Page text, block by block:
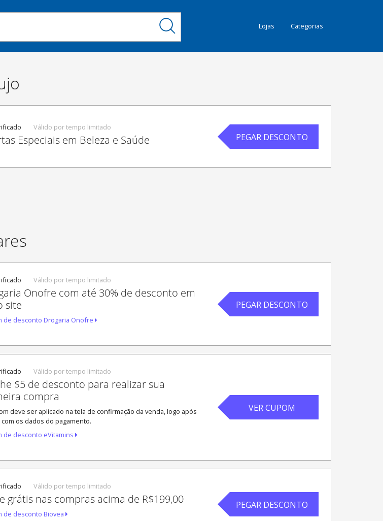
Lojas Categorias
Válido por tempo limitado
Especiais em Beleza e Saúde PEGAR DESCONTO
Válido por tempo limitado
Onofre com até 30% de desconto em
site
de desconto Drogaria Onofre
PEGAR DESCONTO
Válido por tempo limitado
$5 de desconto para realizar sua
compra
deve ser aplicado na tela de confirmação da venda, logo após
os dados do pagamento.
de desconto eVitamins
VER CUPOM
Válido por tempo limitado
grátis nas compras acima de R$199,00
de desconto Biovea
PEGAR DESCONTO